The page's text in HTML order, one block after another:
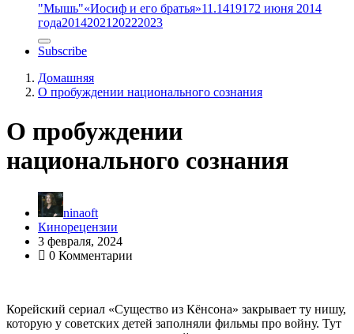
"Мышь"«Иосиф и его братья»11.1419172 июня 2014
года2014202120222023
Subscribe
Домашняя
О пробуждении национального сознания
О пробуждении
национального сознания
ninaoft
Кинорецензии
3 февраля, 2024
0 Комментарии
Корейский сериал «Существо из Кёнсона» закрывает ту нишу,
которую у советских детей заполняли фильмы про войну. Тут